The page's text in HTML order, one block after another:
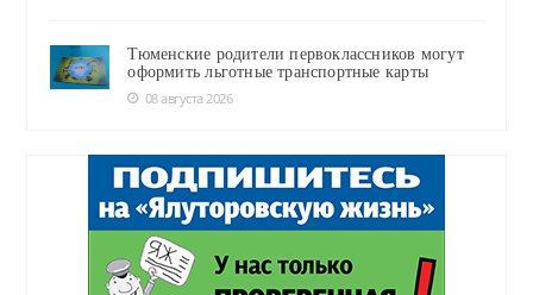
Тюменские родители первоклассников могут
оформить льготные транспортные карты
08 августа 2026